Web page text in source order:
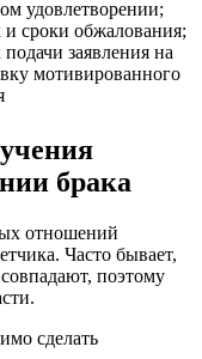
удовлетворении;
и сроки обжалования;
заявления на
мотивированного
брака
отношений
Часто бывает,
поэтому
сделать